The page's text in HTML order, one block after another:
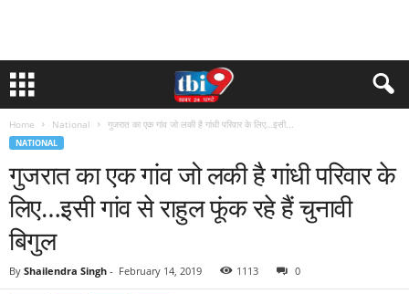
Home National गुजरात का एक गांव जो लकी है गांधी परिवार के लिए…इसी...
NATIONAL
गुजरात का एक गांव जो लकी है गांधी परिवार के
लिए…इसी गांव से राहुल फूंक रहे हैं चुनावी
बिगुल
By Shailendra Singh - February 14, 2019 1113 0